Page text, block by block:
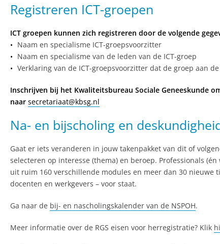
Registreren ICT-groepen
ICT groepen kunnen zich registreren door de volgende
Naam en specialisme ICT-groepsvoorzitter
Naam en specialisme van de leden van de ICT-groep
Verklaring van de ICT-groepsvoorzitter dat de groep aan
Inschrijven bij het Kwaliteitsbureau Sociale Geneeskunde
naar secretariaat@kbsg.nl
Na- en bijscholing en
Gaat er iets veranderen in jouw takenpakket van dit of
selecteren op interesse (thema) en beroep. Professionals
uit ruim 160 verschillende modules en meer dan 30 nieuwe
docenten en werkgevers – voor staat.
Ga naar de bij- en nascholingskalender van de NSPOH.
Meer informatie over de RGS eisen voor herregistratie? Klik